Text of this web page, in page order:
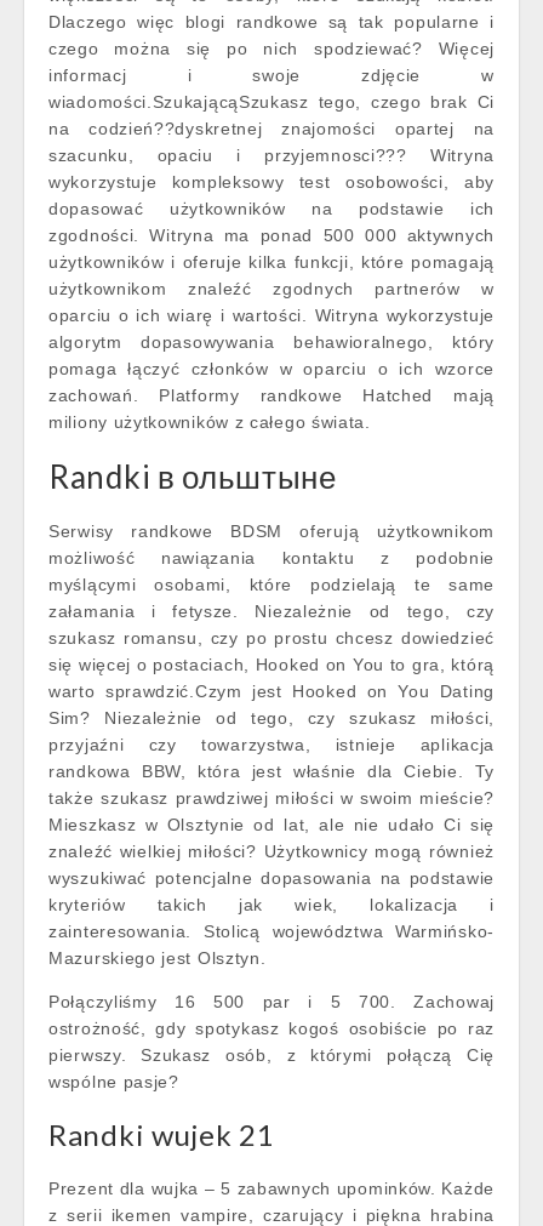
Dlaczego więc blogi randkowe są tak popularne i
czego można się po nich spodziewać? Więcej
informacj i swoje zdjęcie w
wiadomości.SzukającąSzukasz tego, czego brak Ci
na codzień??dyskretnej znajomości opartej na
szacunku, opaciu i przyjemnosci??? Witryna
wykorzystuje kompleksowy test osobowości, aby
dopasować użytkowników na podstawie ich
zgodności. Witryna ma ponad 500 000 aktywnych
użytkowników i oferuje kilka funkcji, które pomagają
użytkownikom znaleźć zgodnych partnerów w
oparciu o ich wiarę i wartości. Witryna wykorzystuje
algorytm dopasowywania behawioralnego, który
pomaga łączyć członków w oparciu o ich wzorce
zachowań. Platformy randkowe Hatched mają
miliony użytkowników z całego świata.
Randki в ольштыне
Serwisy randkowe BDSM oferują użytkownikom
możliwość nawiązania kontaktu z podobnie
myślącymi osobami, które podzielają te same
załamania i fetysze. Niezależnie od tego, czy
szukasz romansu, czy po prostu chcesz dowiedzieć
się więcej o postaciach, Hooked on You to gra, którą
warto sprawdzić.Czym jest Hooked on You Dating
Sim? Niezależnie od tego, czy szukasz miłości,
przyjaźni czy towarzystwa, istnieje aplikacja
randkowa BBW, która jest właśnie dla Ciebie. Ty
także szukasz prawdziwej miłości w swoim mieście?
Mieszkasz w Olsztynie od lat, ale nie udało Ci się
znaleźć wielkiej miłości? Użytkownicy mogą również
wyszukiwać potencjalne dopasowania na podstawie
kryteriów takich jak wiek, lokalizacja i
zainteresowania. Stolicą województwa Warmińsko-
Mazurskiego jest Olsztyn.
Połączyliśmy 16 500 par i 5 700. Zachowaj
ostrożność, gdy spotykasz kogoś osobiście po raz
pierwszy. Szukasz osób, z którymi połączą Cię
wspólne pasje?
Randki wujek 21
Prezent dla wujka – 5 zabawnych upominków. Każde
z serii ikemen vampire, czarujący i piękna hrabina